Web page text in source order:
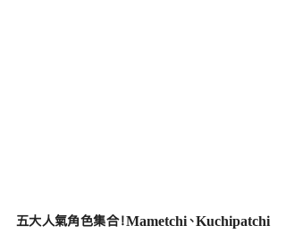
五大人氣角色集合！Mametchi、Kuchipatchi